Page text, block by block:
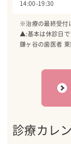
14:00-19:30
※治療の最終受付
▲:基本は休診日で
鎌ヶ谷の歯医者
診療カレ